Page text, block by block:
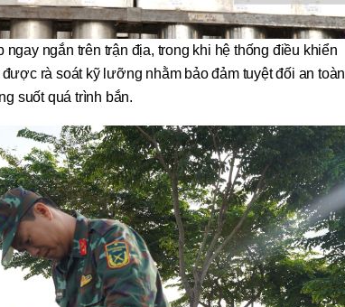
ngắn trên trận địa, trong khi hệ thống điều khiển
rà soát kỹ lưỡng nhằm bảo đảm tuyệt đối an toàn
suốt quá trình bắn.